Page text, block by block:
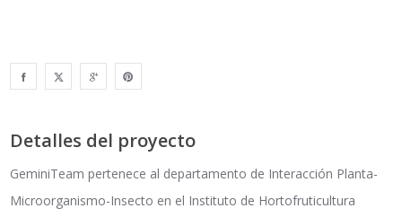
Detalles del proyecto
GeminiTeam pertenece al departamento de Interacción Planta-
Microorganismo-Insecto en el Instituto de Hortofruticultura